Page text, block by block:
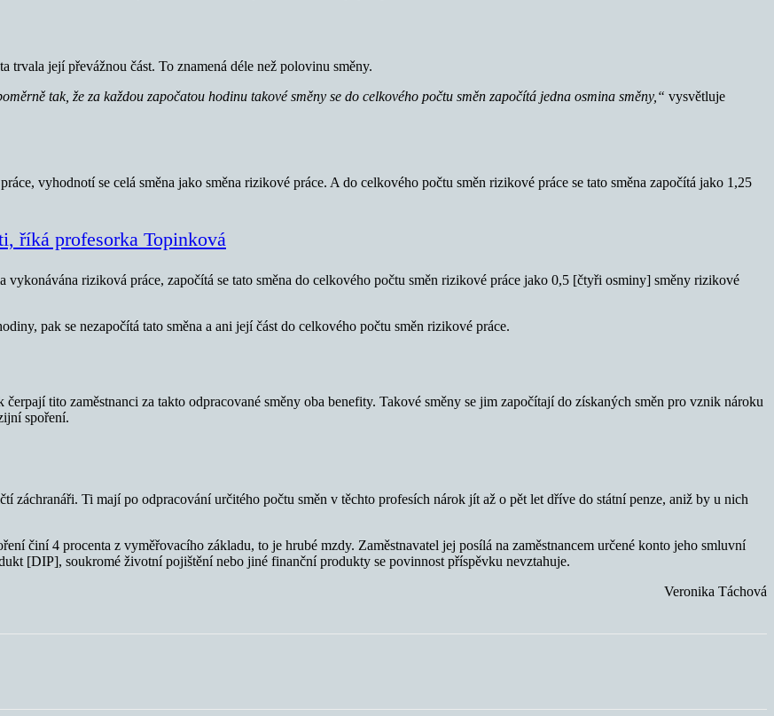
trvala její převážnou část. To znamená déle než polovinu směny.
tak, že za každou započatou hodinu takové směny se do celkového počtu směn započítá jedna osmina směny,“ vysvětluje
vyhodnotí se celá směna jako směna rizikové práce. A do celkového počtu směn rizikové práce se tato směna započítá jako 1,25
říká profesorka Topinková
riziková práce, započítá se tato směna do celkového počtu směn rizikové práce jako 0,5 [čtyři osminy] směny rizikové
pak se nezapočítá tato směna a ani její část do celkového počtu směn rizikové práce.
tito zaměstnanci za takto odpracované směny oba benefity. Takové směny se jim započítají do získaných směn pro vznik nároku
spoření.
záchranáři. Ti mají po odpracování určitého počtu směn v těchto profesích nárok jít až o pět let dříve do státní penze, aniž by u nich
činí 4 procenta z vyměřovacího základu, to je hrubé mzdy. Zaměstnavatel jej posílá na zaměstnancem určené konto jeho smluvní
[DIP], soukromé životní pojištění nebo jiné finanční produkty se povinnost příspěvku nevztahuje.
Veronika Táchová